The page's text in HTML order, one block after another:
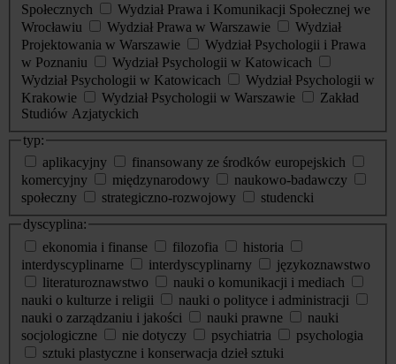
Społecznych
Wydział Prawa i Komunikacji Społecznej we
Wrocławiu
Wydział Prawa w Warszawie
Wydział
Projektowania w Warszawie
Wydział Psychologii i Prawa
w Poznaniu
Wydział Psychologii w Katowicach
Wydział Psychologii w Katowicach
Wydział Psychologii w
Krakowie
Wydział Psychologii w Warszawie
Zakład
Studiów Azjatyckich
typ:
aplikacyjny
finansowany ze środków europejskich
komercyjny
międzynarodowy
naukowo-badawczy
społeczny
strategiczno-rozwojowy
studencki
dyscyplina:
ekonomia i finanse
filozofia
historia
interdyscyplinarne
interdyscyplinarny
językoznawstwo
literaturoznawstwo
nauki o komunikacji i mediach
nauki o kulturze i religii
nauki o polityce i administracji
nauki o zarządzaniu i jakości
nauki prawne
nauki
socjologiczne
nie dotyczy psychiatria
psychologia
sztuki plastyczne i konserwacja dzieł sztuki